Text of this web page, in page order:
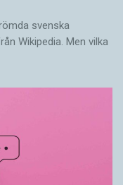
svenska
Wikipedia. Men vilka